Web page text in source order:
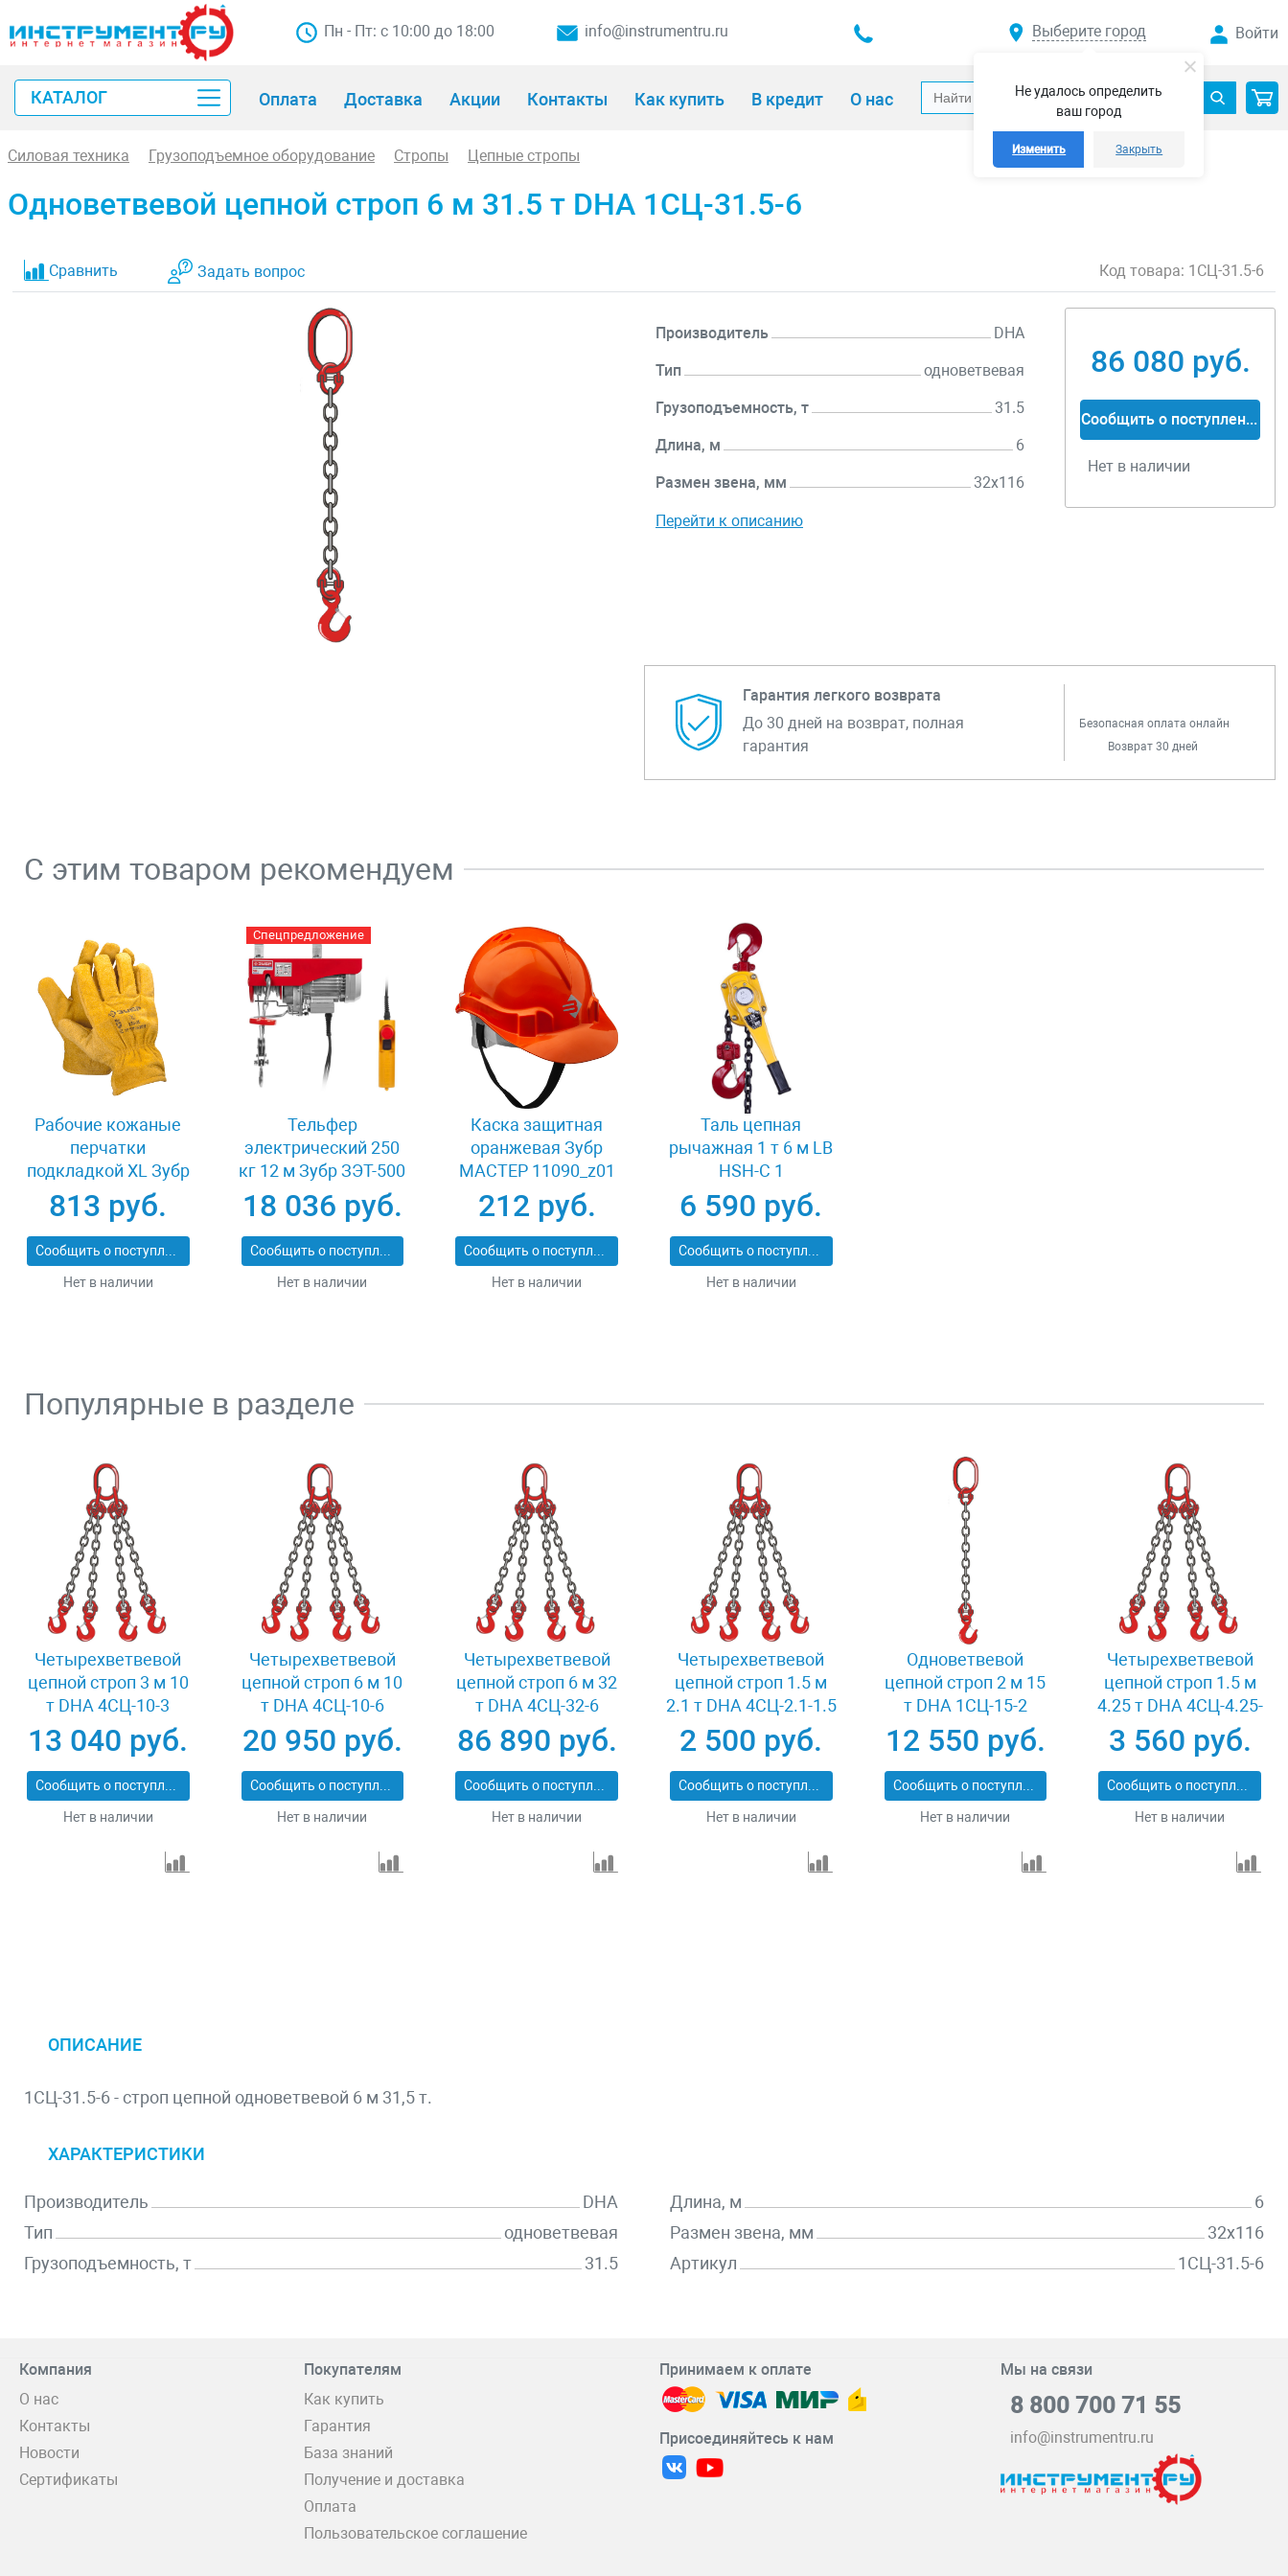
Не удалось определить
ваш город
Изменить Закрыть
Пн - Пт: с 10:00 до 18:00 info@instrumentru.ru Выберите город Войти
КАТАЛОГ Оплата Доставка Акции Контакты Как купить В кредит О нас
Силовая техника Грузоподъемное оборудование Стропы Цепные стропы
Одноветвевой цепной строп 6 м 31.5 т DHA 1СЦ-31.5-6
Сравнить Задать вопрос Код товара: 1СЦ-31.5-6
Производитель DHA
Тип одноветвевая
Грузоподъемность, т 31.5
Длина, м 6
Размен звена, мм 32х116
Перейти к описанию
86 080 руб.
Сообщить о поступлении
Нет в наличии
Гарантия легкого возврата
До 30 дней на возврат, полная
гарантия
Безопасная оплата онлайн
Возврат 30 дней
С этим товаром рекомендуем
Рабочие кожаные
перчатки
подкладкой XL Зубр
МАСТЕР 1135-XL
813 руб.
Сообщить о поступлении
Нет в наличии
Спецпредложение
Тельфер
электрический 250
кг 12 м Зубр ЗЭТ-500
18 036 руб.
Сообщить о поступлении
Нет в наличии
Каска защитная
оранжевая Зубр
МАСТЕР 11090_z01
212 руб.
Сообщить о поступлении
Нет в наличии
Таль цепная
рычажная 1 т 6 м LB
HSH-C 1
6 590 руб.
Сообщить о поступлении
Нет в наличии
Популярные в разделе
Четырехветвевой
цепной строп 3 м 10
т DHA 4СЦ-10-3
13 040 руб.
Сообщить о поступлении
Нет в наличии
Четырехветвевой
цепной строп 6 м 10
т DHA 4СЦ-10-6
20 950 руб.
Сообщить о поступлении
Нет в наличии
Четырехветвевой
цепной строп 6 м 32
т DHA 4СЦ-32-6
86 890 руб.
Сообщить о поступлении
Нет в наличии
Четырехветвевой
цепной строп 1.5 м
2.1 т DHA 4СЦ-2.1-1.5
2 500 руб.
Сообщить о поступлении
Нет в наличии
Одноветвевой
цепной строп 2 м 15
т DHA 1СЦ-15-2
12 550 руб.
Сообщить о поступлении
Нет в наличии
Четырехветвевой
цепной строп 1.5 м
4.25 т DHA 4СЦ-4.25-
1.5
3 560 руб.
Сообщить о поступлении
Нет в наличии
ОПИСАНИЕ
1СЦ-31.5-6 - строп цепной одноветвевой 6 м 31,5 т.
ХАРАКТЕРИСТИКИ
Производитель
DHA
Тип
одноветвевая
Грузоподъемность, т
31.5
Длина, м
6
Размен звена, мм
32х116
Артикул
1СЦ-31.5-6
Компания
О нас
Контакты
Новости
Сертификаты
Покупателям
Как купить
Гарантия
База знаний
Получение и доставка
Оплата
Пользовательское соглашение
Принимаем к оплате
Присоединяйтесь к нам
Мы на связи
8 800 700 71 55
info@instrumentru.ru